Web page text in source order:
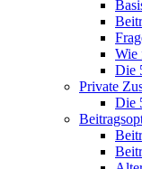
Wie
Die
Private
Die